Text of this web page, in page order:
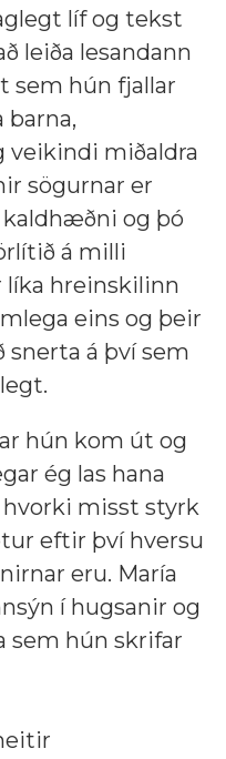
líf og tekst
leiða lesandann
sem hún fjallar
barna,
veikindi miðaldra
sögurnar er
og þó
á milli
líka hreinskilinn
eins og þeir
snerta á því sem
hún kom út og
ég las hana
misst styrk
eftir því hversu
eru. María
í hugsanir og
sem hún skrifar